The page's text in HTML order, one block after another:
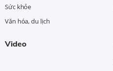
Sức khỏe
Văn hóa, du lịch
Video